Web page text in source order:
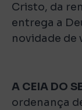
Cristo, da
entrega a
novidade de
A CEIA DO
ordenança